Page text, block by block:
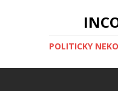
POLITICKY